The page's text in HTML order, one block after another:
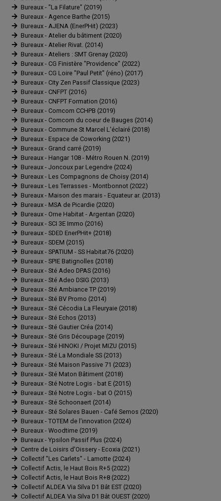
Bureaux - "La Filature" (2019)
Bureaux - Agence Barthe (2015)
Bureaux - AJENA (EnerPHit) (2023)
Bureaux - Atelier du bâtiment (2020)
Bureaux - Atelier Rivat. (2014)
Bureaux - Ateliers : SMT Grenay (2020)
Bureaux - CG Finistère "Providence" (2022)
Bureaux - CG Loire "Paul Petit" (réno) (2017)
Bureaux - City Zen Passif Classique (2023)
Bureaux - CNFPT (2016)
Bureaux - CNFPT Formation (2016)
Bureaux - Comcom CCHPB (2019)
Bureaux - Comcom du coeur de Bauges (2014)
Bureaux - Commune St Marcel L'éclairé (2018)
Bureaux - Espace de Coworking (2021)
Bureaux - Grand carré (2019)
Bureaux - Hangar 108 - Métro Rouen N. (2019)
Bureaux - Joncoux par Legendre (2024)
Bureaux - Les Compagnons de Choisy (2014)
Bureaux - Les Terrasses - Montbonnot (2022)
Bureaux - Maison des marais - Equateur ar. (2013)
Bureaux - MSA de Picardie (2020)
Bureaux - Orne Habitat - Argentan (2020)
Bureaux - SCI 3E Immo (2016)
Bureaux - SDED EnerPHit+ (2018)
Bureaux - SDEM (2015)
Bureaux - SPATIUM - SS Habitat76 (2020)
Bureaux - SPIE Batignolles (2018)
Bureaux - Sté Adeo DPAS (2016)
Bureaux - Sté Adeo DSIG (2013)
Bureaux - Sté Ambiance TP (2019)
Bureaux - Sté BV Promo (2014)
Bureaux - Sté Cécodia La Fleuryaie (2018)
Bureaux - Sté Echos (2013)
Bureaux - Sté Gautier Créa (2014)
Bureaux - Sté Gris Découpage (2019)
Bureaux - Sté HINOKI / Projet MIZU (2015)
Bureaux - Sté La Mondiale SS (2013)
Bureaux - Sté Maison Passive 71 (2023)
Bureaux - Sté Maton Bâtiment (2018)
Bureaux - Sté Notre Logis - bat E (2015)
Bureaux - Sté Notre Logis - bat O (2015)
Bureaux - Sté Schoonaert (2014)
Bureaux - Sté Solares Bauen - Café Semos (2020)
Bureaux - TOTEM de l'innovation (2024)
Bureaux - Woodtime (2019)
Bureaux - Ypsilon Passif Plus (2024)
Centre de Loisirs d'Oissery - Ecoxia (2021)
Collectif "Les Carlets" - Lamotte (2024)
Collectif Actis, le Haut Bois R+5 (2022)
Collectif Actis, le Haut Bois R+8 (2022)
Collectif ALDEA Via Silva D1 Bât EST (2020)
Collectif ALDEA Via Silva D1 Bât OUEST (2020)